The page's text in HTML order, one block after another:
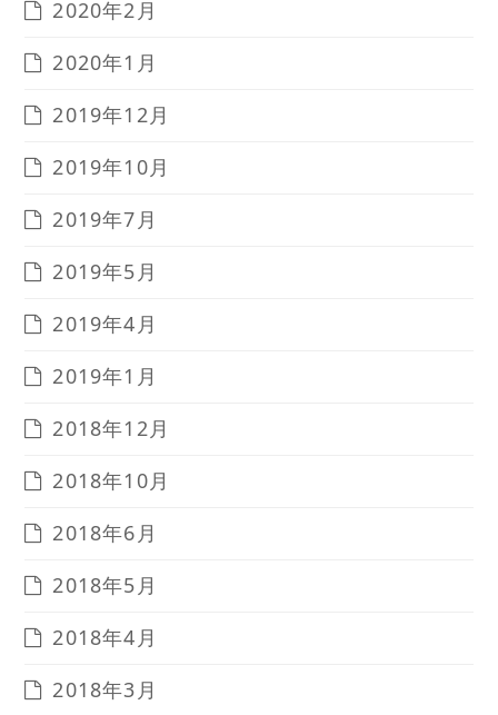
2020年2月
2020年1月
2019年12月
2019年10月
2019年7月
2019年5月
2019年4月
2019年1月
2018年12月
2018年10月
2018年6月
2018年5月
2018年4月
2018年3月